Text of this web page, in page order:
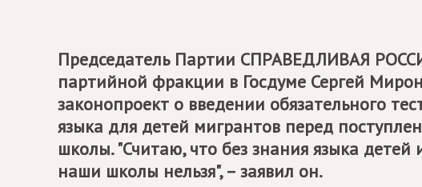
Председатель Партии СПРАВЕДЛИВАЯ
партийной фракции в Госдуме Сергей
законопроект о введении обязательного
языка для детей мигрантов перед
школы. "Считаю, что без знания языка
наши школы нельзя", – заявил он.